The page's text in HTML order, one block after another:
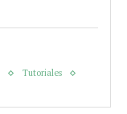
Tutoriales